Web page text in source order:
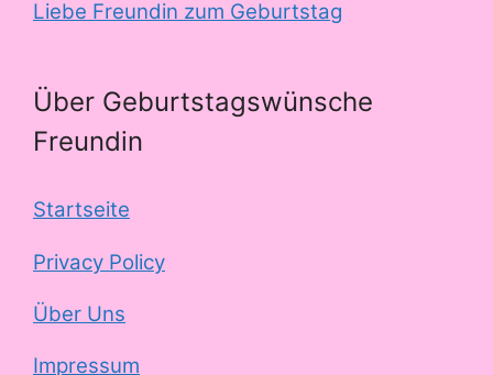
Liebe Freundin zum Geburtstag
Über Geburtstagswünsche
Freundin
Startseite
Privacy Policy
Über Uns
Impressum